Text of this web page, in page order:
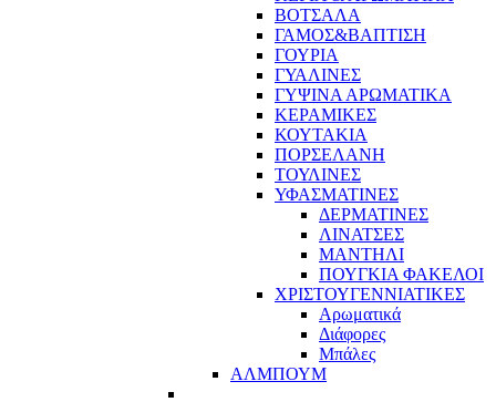
ΒΟΤΣΑΛΑ
ΓΑΜΟΣ&ΒΑΠΤΙΣΗ
ΓΟΥΡΙΑ
ΓΥΑΛΙΝΕΣ
ΓΥΨΙΝΑ ΑΡΩΜΑΤΙΚΑ
ΚΕΡΑΜΙΚΕΣ
ΚΟΥΤΑΚΙΑ
ΠΟΡΣΕΛΑΝΗ
ΤΟΥΛΙΝΕΣ
ΥΦΑΣΜΑΤΙΝΕΣ
ΔΕΡΜΑΤΙΝΕΣ
ΛΙΝΑΤΣΕΣ
ΜΑΝΤΗΛΙ
ΠΟΥΓΚΙΑ ΦΑΚΕΛΟΙ
ΧΡΙΣΤΟΥΓΕΝΝΙΑΤΙΚΕΣ
Αρωματικά
Διάφορες
Μπάλες
ΑΛΜΠΟΥΜ